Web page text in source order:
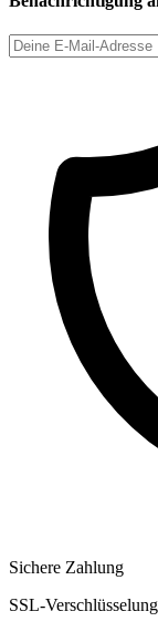
Sichere Zahlung
SSL-Verschlüsselung